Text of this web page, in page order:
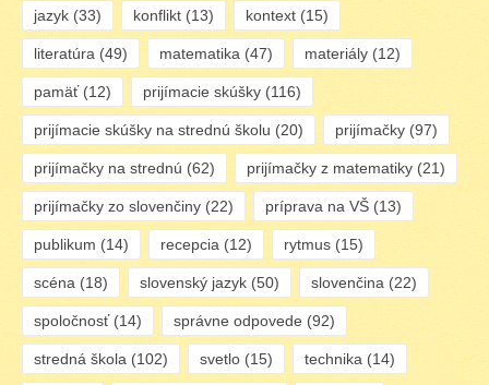
jazyk (33) konflikt(13) kontext(15)
literatúra (49) matematika (47) materiály(12)
pamäť(12) prijímacie skúšky(116)
prijímacie skúšky na strednú školu (20) prijímačky(97)
prijímačky na strednú (62) prijímačky z matematiky(21)
prijímačky zo slovenčiny (22) príprava na VŠ(13)
publikum (14) recepcia (12) rytmus(15)
scéna (18) slovenský jazyk(50) slovenčina (22)
spoločnosť(14) správne odpovede (92)
stredná škola (102) svetlo(15) technika (14)